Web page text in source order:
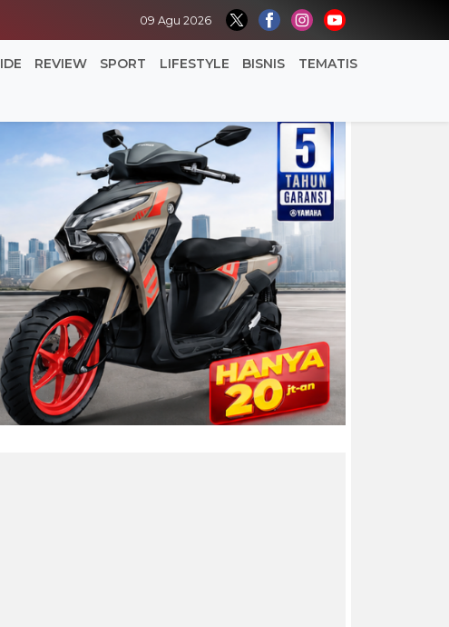
09 Agu 2026
REVIEW SPORT LIFESTYLE BISNIS TEMATIS